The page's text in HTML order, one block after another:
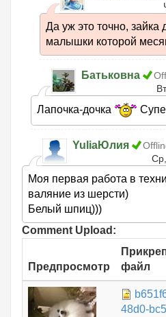
Да уж это точно, зайка
малышки которой
Батьковна
Лапочка-дочка
YuliaЮлия
Моя первая работа в
валяние из шерсти)
Белый шпиц)))
Comment Upload:
Предпросмотр
файл
48d0-